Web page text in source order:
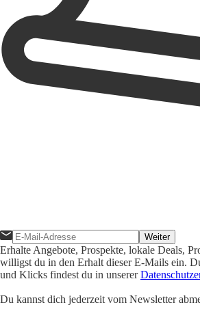
Weiter
Erhalte Angebote, Prospekte, lokale Deals,
willigst du in den Erhalt dieser E-Mails ein.
und Klicks findest du in unserer
Du kannst dich jederzeit vom Newsletter